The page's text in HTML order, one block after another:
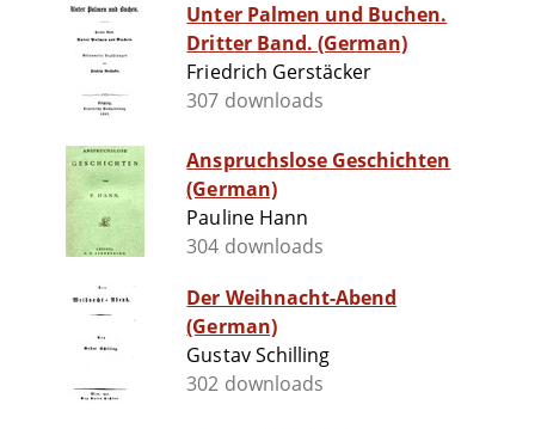
Unter Palmen und Buchen.
Dritter Band. (German)
Friedrich Gerstäcker
307 downloads
Anspruchslose Geschichten
(German)
Pauline Hann
304 downloads
Der Weihnacht-Abend
(German)
Gustav Schilling
302 downloads